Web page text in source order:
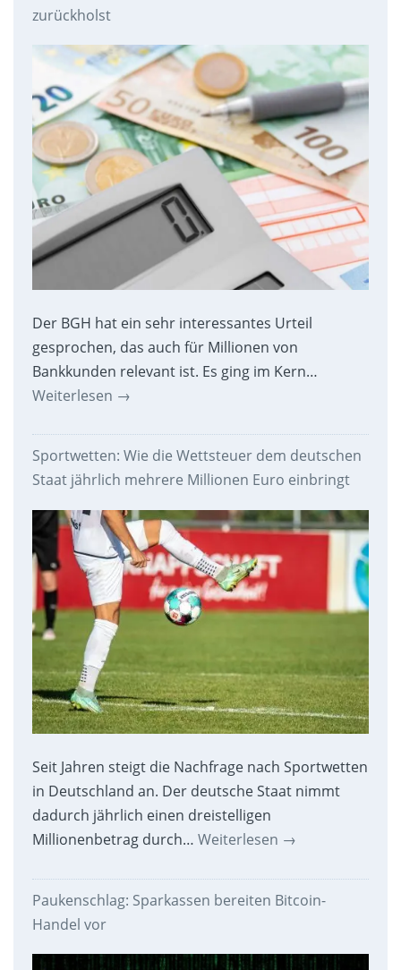
zurückholst
Der BGH hat ein sehr interessantes Urteil
gesprochen, das auch für Millionen von
Bankkunden relevant ist. Es ging im Kern…
Weiterlesen →
Sportwetten: Wie die Wettsteuer dem deutschen
Staat jährlich mehrere Millionen Euro einbringt
Seit Jahren steigt die Nachfrage nach Sportwetten
in Deutschland an. Der deutsche Staat nimmt
dadurch jährlich einen dreistelligen
Millionenbetrag durch… Weiterlesen →
Paukenschlag: Sparkassen bereiten Bitcoin-
Handel vor